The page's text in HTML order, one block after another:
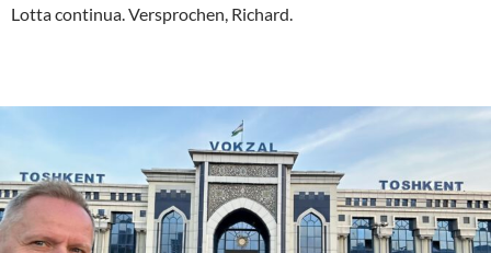
Lotta continua. Versprochen, Richard.